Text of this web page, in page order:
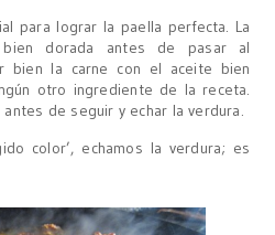
para lograr la paella perfecta. La
dorada antes de pasar al
bien la carne con el aceite bien
otro ingrediente de la receta.
de seguir y echar la verdura.
color’, echamos la verdura; es